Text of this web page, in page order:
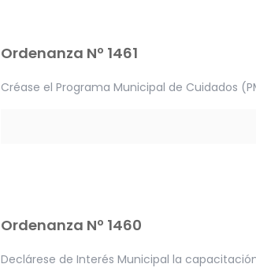
Ordenanza Nº 1461
Créase el Programa Municipal de Cuidados
Ordenanza Nº 1460
Declárese de Interés Municipal la capacitación